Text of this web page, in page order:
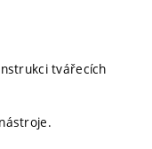
tvářecích